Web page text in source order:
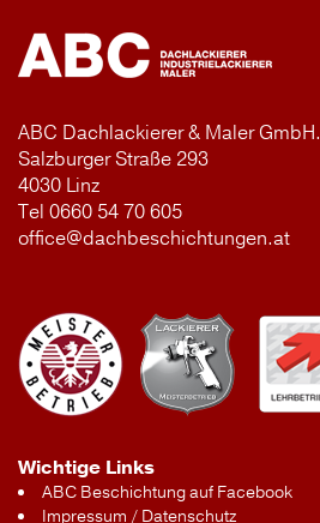
ABC Dachlackierer & Maler GmbH.
Salzburger Straße 293
4030 Linz
Tel 0660 54 70 605
office@dachbeschichtungen.at
Wichtige Links
ABC Beschichtung auf Facebook
Impressum / Datenschutz